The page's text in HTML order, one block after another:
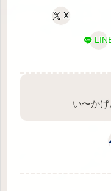
X
い〜か